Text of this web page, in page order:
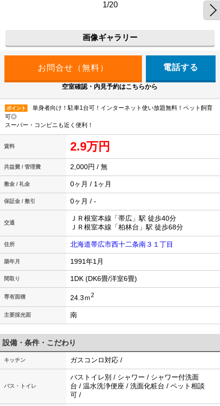
1/20
画像ギャラリー
電話する
空室確認・内見予約はこちらから
ポイント
単身者向け！駐車1台可！インターネット使い放題無料！ペット飼育
可◎
スーパー・コンビニも近く便利！
賃料 2.9万円
共益費 / 管理費 2,000円 / 無
敷金 / 礼金 0ヶ月 / 1ヶ月
保証金 / 敷引 0ヶ月 / -
交通
ＪＲ根室本線「帯広」駅 徒歩40分
ＪＲ根室本線「柏林台」駅 徒歩68分
住所 北海道帯広市西十二条南３１丁目
築年月 1991年1月
間取り 1DK (DK6畳/洋室6畳)
専有面積 24.3ｍ2
主要採光面 南
設備・条件・こだわり
キッチン ガスコンロ対応 /
バス・トイレ
バストイレ別 / シャワー / シャワー付洗面
台 / 温水洗浄便座 / 洗面化粧台 / ペット相談
可 /